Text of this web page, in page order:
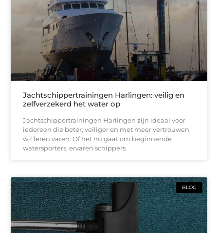
Jachtschippertrainingen Harlingen: veilig en
zelfverzekerd het water op
Jachtschippertrainingen Harlingen zijn ideaal voor
iedereen die beter, veiliger en met meer vertrouwen
wil leren varen. Of het nu gaat om beginnende
watersporters, ervaren schippers
BLOG